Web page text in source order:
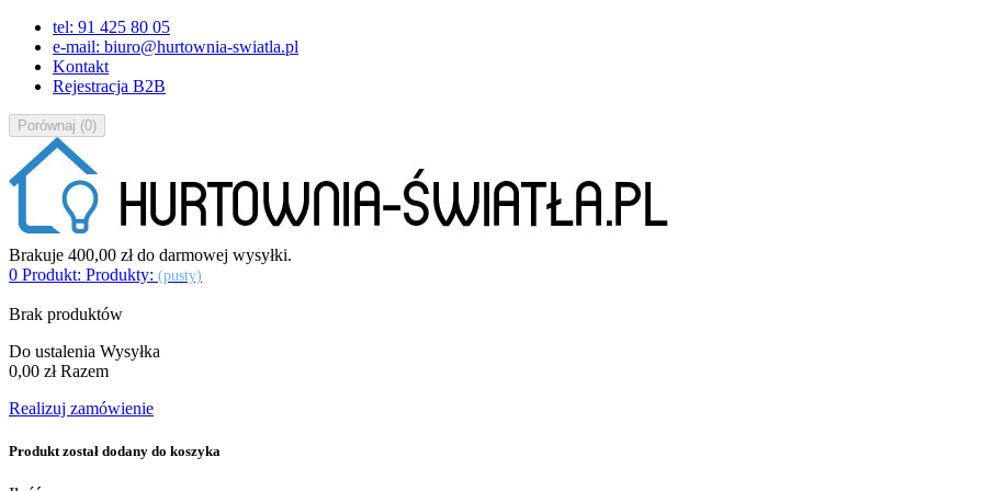
tel: 91 425 80 05
e-mail: biuro@hurtownia-swiatla.pl
Kontakt
Rejestracja B2B
Porównaj (0)
Brakuje 400,00 złdo darmowej wysyłki.
0 Produkt: Produkty: (pusty)
Brak produktów
Do ustalenia Wysyłka
0,00 zł Razem
Realizuj zamówienie
Produkt został dodany do koszyka